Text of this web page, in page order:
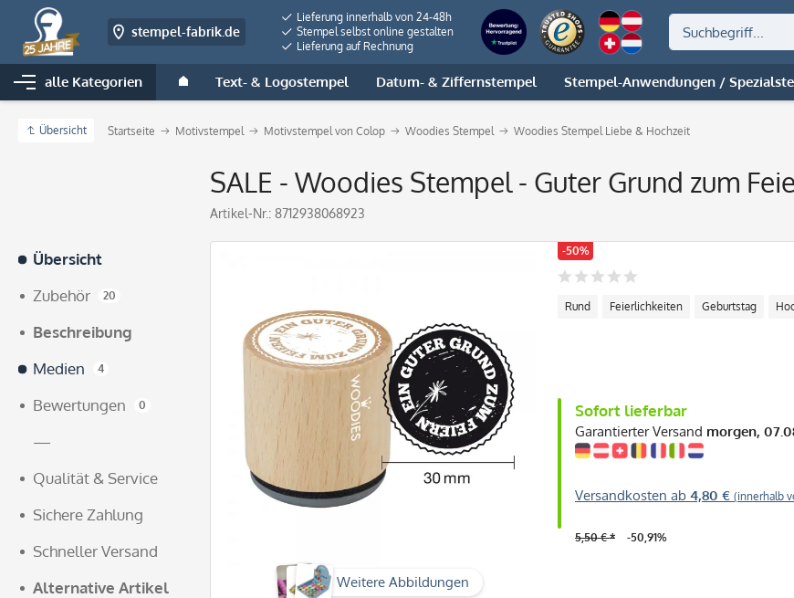
stempel-fabrik.de
Lieferung innerhalb von 24-48h
Stempel selbst online gestalten
Lieferung auf Rechnung
alle Kategorien Text- & Logostempel Datum- & Ziffernstempel Stempel-Anwendungen /
Übersicht Startseite Motivstempel Motivstempel von Colop Woodies Stempel Woodies Stempel Liebe & Hochzeit
SALE - Woodies Stempel - Guter Grund zum
Artikel-Nr.: 8712938068923
Übersicht
Zubehör
20
Beschreibung
Medien
4
Bewertungen 0
—
Qualität & Service
Sichere Zahlung
Schneller Versand
Alternative Artikel
Weitere Abbildungen
-50%
Rund Feierlichkeiten Geburtstag
Sofort lieferbar
Garantierter Versand morgen,
Versandkosten ab 4,80 € (innerhalb
5,50 € * -50,91%